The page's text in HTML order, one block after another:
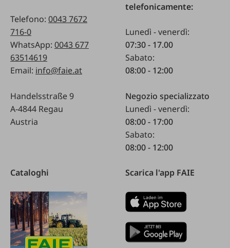
Telefono: 0043 7672
716-0
WhatsApp: 0043 677
63514619
Email: info@faie.at
Handelsstraße 9
A-4844 Regau
Austria
telefonicamente:
Lunedì - venerdì:
07:30 - 17.00
Sabato:
08:00 - 12:00
Negozio specializzato
Lunedì - venerdì:
08:00 - 17:00
Sabato:
08:00 - 12:00
Cataloghi Scarica l'app FAIE